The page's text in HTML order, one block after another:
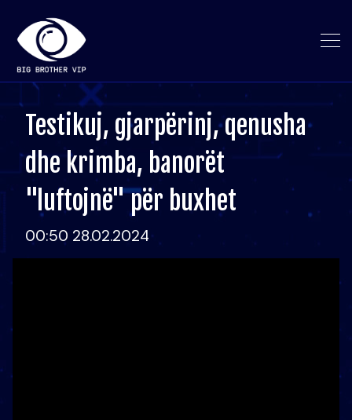
Testikuj, gjarpërinj, qenusha
dhe krimba, banorët
"luftojnë" për buxhet
00:50 28.02.2024